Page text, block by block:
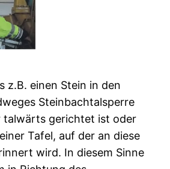
z.B. einen Stein in den
Steinbachtalsperre
talwärts gerichtet ist oder
Tafel, auf der an diese
wird. In diesem Sinne